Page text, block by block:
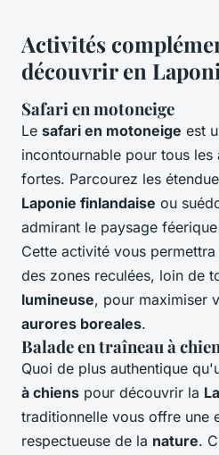
Activités
découvrir en
Safari en motoneige
Le safari en motoneige est
incontournable pour tous les
fortes. Parcourez les
Laponie finlandaise ou
admirant le paysage
Cette activité vous
des zones reculées, loin de
lumineuse, pour maximiser
aurores boreales.
Balade en traîneau à
Quoi de plus authentique
à chiens pour découvrir la
traditionnelle vous offre une
respectueuse de la nature.